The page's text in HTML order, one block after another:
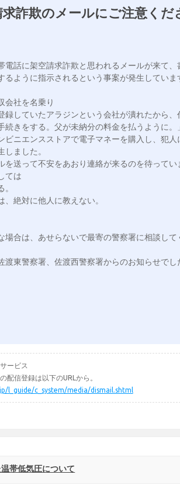
詐欺のメールにご注意くだ
話に架空請求詐欺と思われるメールが来て、
るように指示されるという事案が発生していま
会社を名乗り
録していたアラジンという会社が潰れたから、
続きをする。父が未納分の料金を払うように。」
ニエンスストアで電子マネーを購入し、犯
ました。
送って不安をあおり連絡が来るのを待ってい
ては
絶対に他人に教えない。
合は、あせらないで最寄の警察署に相談して
東警察署、佐渡西警察署からのお知らせでし
ービス
配信登録は以下のURLから。
l_guide/c_system/media/dismail.shtml
帯低気圧について